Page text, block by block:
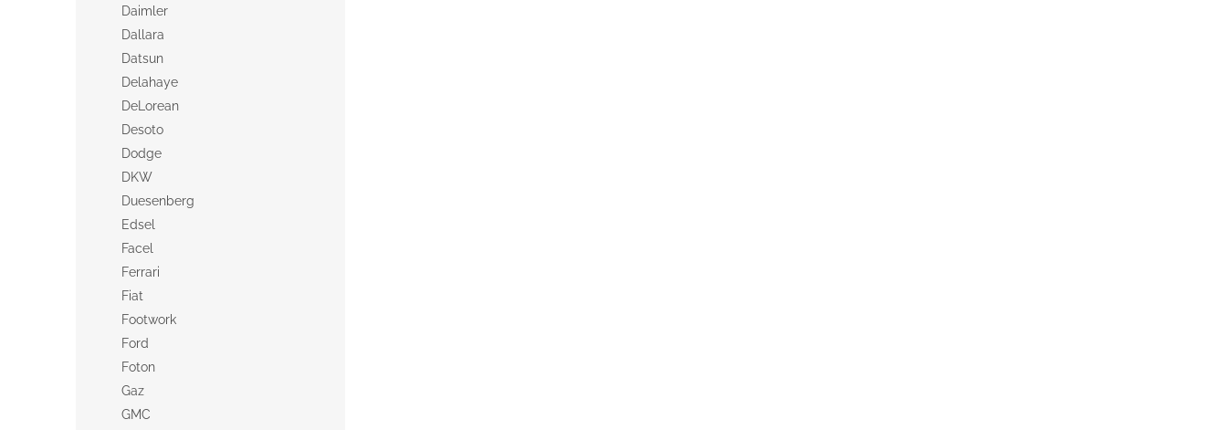
Daimler
Dallara
Datsun
Delahaye
DeLorean
Desoto
Dodge
DKW
Duesenberg
Edsel
Facel
Ferrari
Fiat
Footwork
Ford
Foton
Gaz
GMC